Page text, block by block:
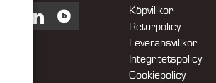
Instagram
LinkedInBlocket
Köpvillkor
Returpolicy
Leveransvillkor
Integritetspolicy
Cookiepolicy